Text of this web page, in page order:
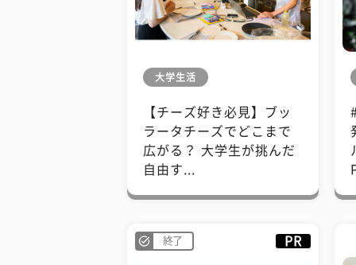
大学生活
【チーズ好き必見】ブッ
ラータチーズでどこまで
広がる？ 大学生が挑んだ
自由す...
終了 PR